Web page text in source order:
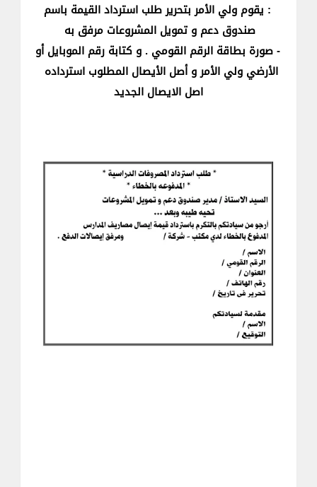
: يقوم ولي الأمر بتحرير طلب استرداد القيمة باسم
صندوق دعم و تمويل المشروعات مرفق به
- صورة بطاقة الرقم القومي . و كتابة رقم الموبايل أو
الأرضي ولي الأمر و أصل الأيصال المطلوب استرداده
اصل الايصال الجديد